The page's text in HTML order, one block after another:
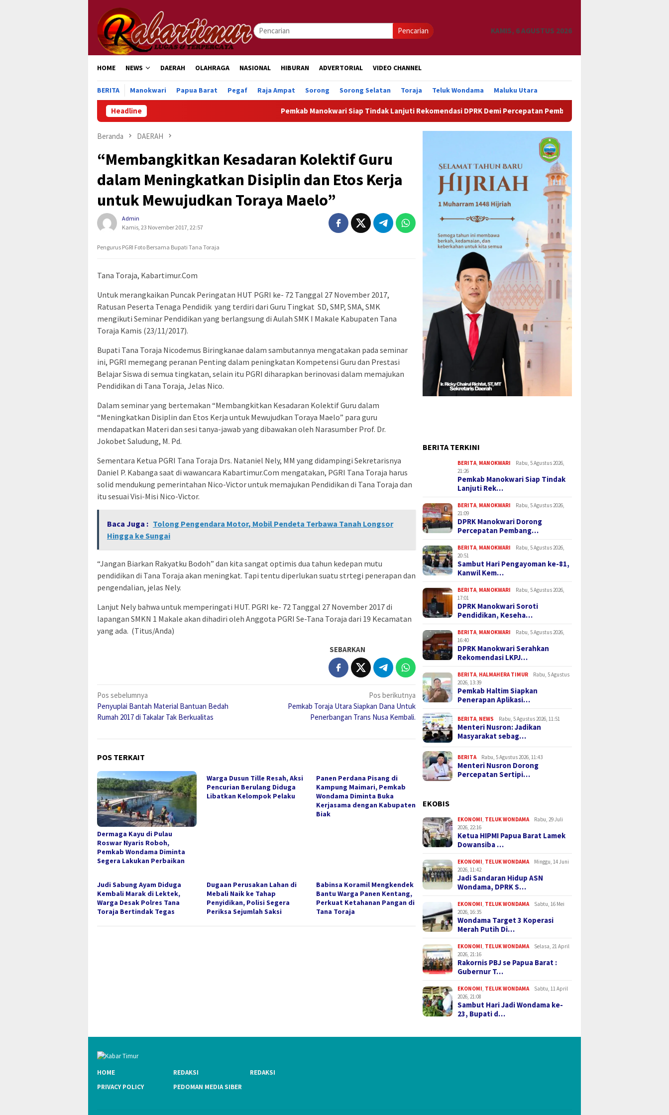
konten
Pencarian KAMIS, 6 AGUSTUS 2026
HOME NEWS DAERAH OLAHRAGA NASIONAL HIBURAN ADVERTORIAL VIDEO CHANNEL
BERITA Manokwari Papua Barat Pegaf Raja Ampat Sorong Sorong Selatan Toraja Teluk Wondama Maluku Utara
Headline Pemkab Manokwari Siap Tindak Lanjuti Rekomendasi DPRK Demi Percepatan Pembangunan Daerah
Beranda DAERAH
“Membangkitkan Kesadaran Kolektif Guru
dalam Meningkatkan Disiplin dan Etos Kerja
untuk Mewujudkan Toraya Maelo”
Admin
Kamis, 23 November 2017, 22:57
Pengurus PGRI Foto Bersama Bupati Tana Toraja
Tana Toraja, Kabartimur.Com
Untuk merangkaikan Puncak Peringatan HUT PGRI ke- 72 Tanggal 27 November 2017,
Ratusan Peserta Tenaga Pendidik yang terdiri dari Guru Tingkat SD, SMP, SMA, SMK
mengikuti Seminar Pendidikan yang berlangsung di Aulah SMK I Makale Kabupaten Tana
Toraja Kamis (23/11/2017).
Bupati Tana Toraja Nicodemus Biringkanae dalam sambutannya mengatakan pada seminar
ini, PGRI memegang peranan Penting dalam peningkatan Kompetensi Guru dan Prestasi
Belajar Siswa di semua tingkatan, selain itu PGRI diharapkan berinovasi dalam memajukan
Pendidikan di Tana Toraja, Jelas Nico.
Dalam seminar yang bertemakan “Membangkitkan Kesadaran Kolektif Guru dalam
“Meningkatkan Disiplin dan Etos Kerja untuk Mewujudkan Toraya Maelo” para guru
mendapatkan Materi dan sesi tanya-jawab yang dibawakan oleh Narasumber Prof. Dr.
Jokobet Saludung, M. Pd.
Sementara Ketua PGRI Tana Toraja Drs. Nataniel Nely, MM yang didampingi Sekretarisnya
Daniel P. Kabanga saat di wawancara Kabartimur.Com mengatakan, PGRI Tana Toraja harus
solid mendukung pemerintahan Nico-Victor untuk memajukan Pendidikan di Tana Toraja dan
itu sesuai Visi-Misi Nico-Victor.
Baca Juga : Tolong Pengendara Motor, Mobil Pendeta Terbawa Tanah Longsor
Hingga ke Sungai
“Jangan Biarkan Rakyatku Bodoh” dan kita sangat optimis dua tahun kedepan mutu
pendidikan di Tana Toraja akan meningkat. Tapi tentu diperlukan suatu strtegi penerapan dan
pengendalian, jelas Nely.
Lanjut Nely bahwa untuk memperingati HUT. PGRI ke- 72 Tanggal 27 November 2017 di
lapangan SMKN 1 Makale akan dihadiri oleh Anggota PGRI Se-Tana Toraja dari 19 Kecamatan
yang ada. (Titus/Anda)
SEBARKAN
Navigasi
pos
Pos sebelumnya
Penyuplai Bantah Material Bantuan Bedah
Rumah 2017 di Takalar Tak Berkualitas
Pos berikutnya
Pemkab Toraja Utara Siapkan Dana Untuk
Penerbangan Trans Nusa Kembali.
POS TERKAIT
Dermaga Kayu di Pulau
Roswar Nyaris Roboh,
Pemkab Wondama Diminta
Segera Lakukan Perbaikan
Warga Dusun Tille Resah, Aksi
Pencurian Berulang Diduga
Libatkan Kelompok Pelaku
Panen Perdana Pisang di
Kampung Maimari, Pemkab
Wondama Diminta Buka
Kerjasama dengan Kabupaten
Biak
Judi Sabung Ayam Diduga
Kembali Marak di Lektek,
Warga Desak Polres Tana
Toraja Bertindak Tegas
Dugaan Perusakan Lahan di
Mebali Naik ke Tahap
Penyidikan, Polisi Segera
Periksa Sejumlah Saksi
Babinsa Koramil Mengkendek
Bantu Warga Panen Kentang,
Perkuat Ketahanan Pangan di
Tana Toraja
BERITA TERKINI
BERITA MANOKWARI
Rabu, 5 Agustus 2026,
21:26
Pemkab Manokwari Siap Tindak
Lanjuti Rek…
BERITA MANOKWARI
Rabu, 5 Agustus 2026,
21:09
DPRK Manokwari Dorong
Percepatan Pembang…
BERITA MANOKWARI
Rabu, 5 Agustus 2026,
20:51
Sambut Hari Pengayoman ke-81,
Kanwil Kem…
BERITA MANOKWARI
Rabu, 5 Agustus 2026,
17:01
DPRK Manokwari Soroti
Pendidikan, Keseha…
BERITA MANOKWARI
Rabu, 5 Agustus 2026,
16:40
DPRK Manokwari Serahkan
Rekomendasi LKPJ…
BERITA HALMAHERA TIMUR
Rabu, 5 Agustus
2026, 13:39
Pemkab Haltim Siapkan
Penerapan Aplikasi…
BERITA NEWS Rabu, 5 Agustus 2026, 11:51
Menteri Nusron: Jadikan
Masyarakat sebag…
BERITA Rabu, 5 Agustus 2026, 11:43
Menteri Nusron Dorong
Percepatan Sertipi…
EKOBIS
EKONOMI TELUK WONDAMA
Rabu, 29 Juli
2026, 22:16
Ketua HIPMI Papua Barat Lamek
Dowansiba …
EKONOMI TELUK WONDAMA
Minggu, 14 Juni
2026, 11:42
Jadi Sandaran Hidup ASN
Wondama, DPRK S…
EKONOMI TELUK WONDAMA
Sabtu, 16 Mei
2026, 16:35
Wondama Target 3 Koperasi
Merah Putih Di…
EKONOMI TELUK WONDAMA
Selasa, 21 April
2026, 21:16
Rakornis PBJ se Papua Barat :
Gubernur T…
EKONOMI TELUK WONDAMA
Sabtu, 11 April
2026, 21:08
Sambut Hari Jadi Wondama ke-
23, Bupati d…
HOME REDAKSI
REDAKSI
PRIVACY POLICY
PEDOMAN MEDIA SIBER